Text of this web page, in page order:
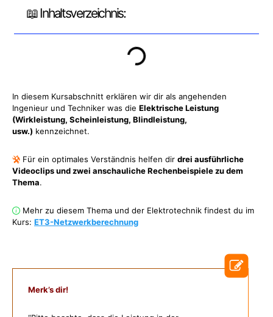
📖 Inhaltsverzeichnis:
In diesem Kursabschnitt erklären wir dir als angehenden
Ingenieur und Techniker was die Elektrische Leistung
(Wirkleistung, Scheinleistung, Blindleistung,
usw.) kennzeichnet.
Für ein optimales Verständnis helfen dir drei ausführliche
Videoclips und zwei anschauliche Rechenbeispiele zu dem
Thema.
Mehr zu diesem Thema und der Elektrotechnik findest du im
Kurs: ET3-Netzwerkberechnung
Merk’s dir!